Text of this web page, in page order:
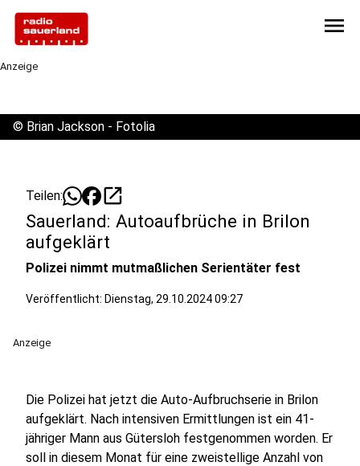
menu
Anzeige
© Brian Jackson - Fotolia
Teilen: open_in_new
Sauerland: Autoaufbrüche in Brilon
aufgeklärt
Polizei nimmt mutmaßlichen Serientäter fest
Veröffentlicht: Dienstag, 29.10.2024 09:27
Anzeige
Die Polizei hat jetzt die Auto-Aufbruchserie in Brilon
aufgeklärt. Nach intensiven Ermittlungen ist ein 41-
jähriger Mann aus Gütersloh festgenommen worden. Er
soll in diesem Monat für eine zweistellige Anzahl von